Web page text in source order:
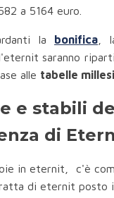
a 5164 euro.
la bonifica ,
saranno
alle tabelle
e stabili
di
in eternit, c'è
di eternit posto